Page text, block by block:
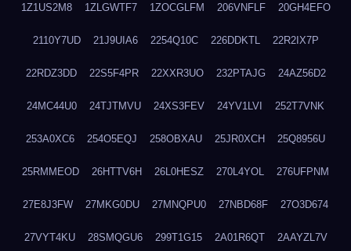
1Z1US2M8 1ZLGWTF7 1ZOCGLFM 206VNFLF 20GH4EFO
2110Y7UD 21J9UIA6 2254Q10C 226DDKTL 22R2IX7P
22RDZ3DD 22S5F4PR 22XXR3UO 232PTAJG 24AZ56D2
24MC44U0 24TJTMVU 24XS3FEV 24YV1LVI 252T7VNK
253A0XC6 254O5EQJ 258OBXAU 25JR0XCH 25Q8956U
25RMMEOD 26HTTV6H 26L0HESZ 270L4YOL 276UFPNM
27E8J3FW 27MKG0DU 27MNQPU0 27NBD68F 27O3D674
27VYT4KU 28SMQGU6 299T1G15 2A01R6QT 2AAYZL7V